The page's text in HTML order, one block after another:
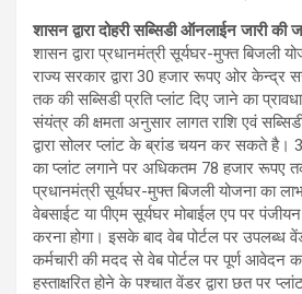
शासन द्वारा दोहरी सब्सिडी ऑनलाईन जारी की
शासन द्वारा प्रधानमंत्री सूर्यघर-मुफ्त बिजली
राज्य सरकार द्वारा 30 हजार रूपए ओर केन्द्र
तक की सब्सिडी प्रति प्लांट दिए जाने का
संयंत्र की क्षमता अनुसार लागत राशि एवं
द्वारा सोलर प्लांट के ब्रांड चयन कर सकते है।
का प्लांट लगाने पर अधिकतम 78 हजार रूपए
प्रधानमंत्री सूर्यघर-मुफ्त बिजली योजना का
वेबसाईट या पीएम सूर्यघर मोबाईल एप पर
करना होगा। इसके बाद वेब पोर्टल पर उपलब्ध
कर्मचारी की मदद से वेब पोर्टल पर पूर्ण आवेदन
हस्ताक्षरित होने के पश्चात वेंडर द्वारा छत पर